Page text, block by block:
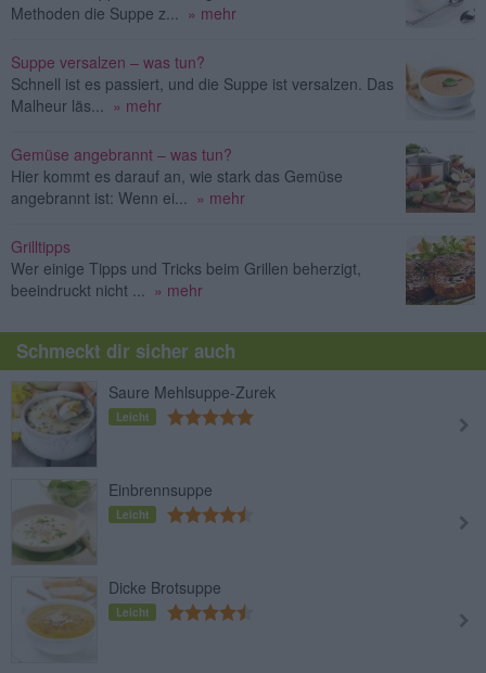
Methoden die Suppe z... » mehr
Suppe versalzen – was tun?
Schnell ist es passiert, und die Suppe ist versalzen. Das
Malheur läs... » mehr
Gemüse angebrannt – was tun?
Hier kommt es darauf an, wie stark das Gemüse
angebrannt ist: Wenn ei... » mehr
Grilltipps
Wer einige Tipps und Tricks beim Grillen beherzigt,
beeindruckt nicht ... » mehr
Schmeckt dir sicher auch
Saure Mehlsuppe-Zurek
Leicht
Einbrennsuppe
Leicht
Dicke Brotsuppe
Leicht